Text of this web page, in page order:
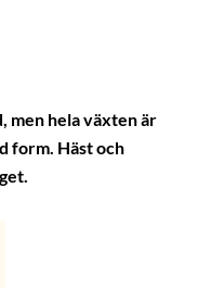
men hela växten är
form. Häst och